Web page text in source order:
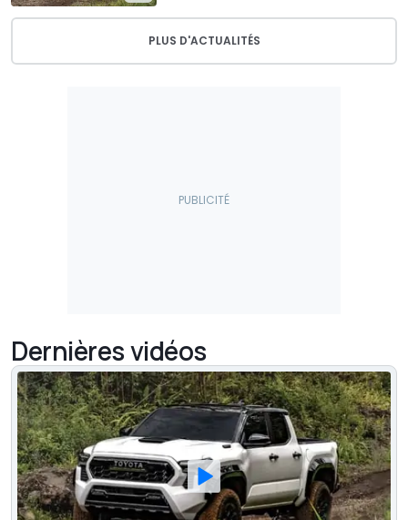
PLUS D'ACTUALITÉS
Dernières vidéos